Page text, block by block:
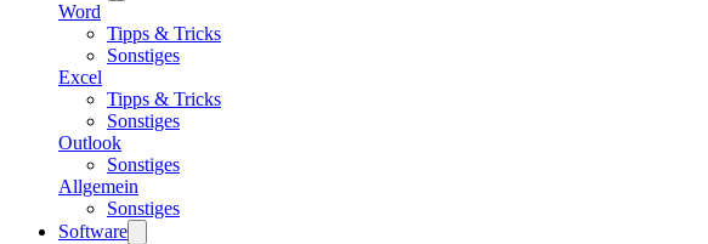
Word
Tipps & Tricks
Sonstiges
Excel
Tipps & Tricks
Sonstiges
Outlook
Sonstiges
Allgemein
Sonstiges
Software